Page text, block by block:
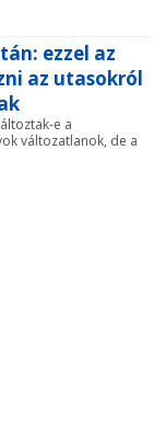
ezzel az
az utasokról
e a
változatlanok, de a